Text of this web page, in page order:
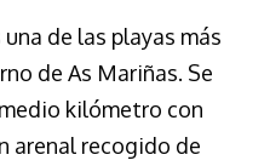
una de las playas más
de As Mariñas. Se
kilómetro con
arenal recogido de